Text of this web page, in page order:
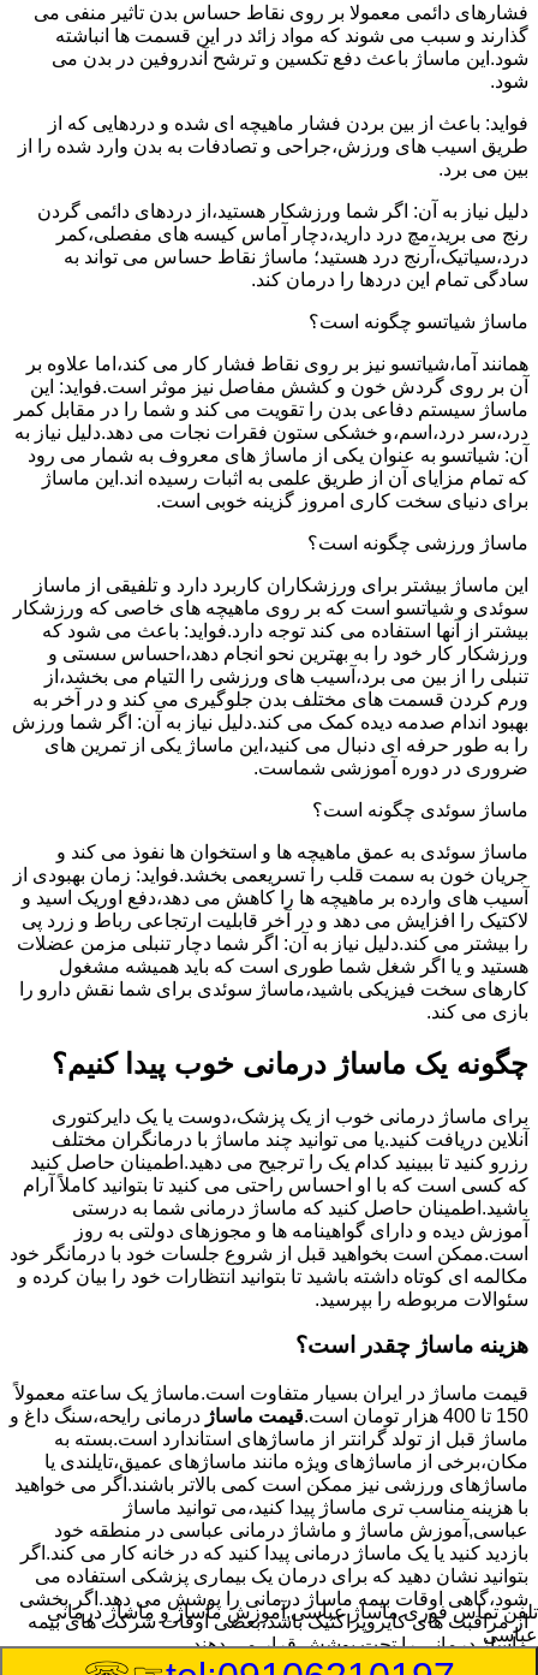
فشارهای دائمی معمولا بر روی نقاط حساس بدن تاثیر منفی می
گذارند و سبب می شوند که مواد زائد در این قسمت ها انباشته
شود.این ماساژ باعث دفع تکسین و ترشح آندروفین در بدن می
شود.
فواید: باعث از بین بردن فشار ماهیچه ای شده و دردهایی که از
طریق اسیب های ورزش،جراحی و تصادفات به بدن وارد شده را از
بین می برد.
دلیل نیاز به آن: اگر شما ورزشکار هستید،از دردهای دائمی گردن
رنج می برید،مچ درد دارید،دچار آماس کیسه های مفصلی،کمر
درد،سیاتیک،آرنج درد هستید؛ ماساژ نقاط حساس می تواند به
سادگی تمام این دردها را درمان کند.
ماساژ شیاتسو چگونه است؟
همانند آما،شیاتسو نیز بر روی نقاط فشار کار می کند،اما علاوه بر
آن بر روی گردش خون و کشش مفاصل نیز موثر است.فواید: این
ماساژ سیستم دفاعی بدن را تقویت می کند و شما را در مقابل کمر
درد،سر درد،اسم،و خشکی ستون فقرات نجات می دهد.دلیل نیاز به
آن: شیاتسو به عنوان یکی از ماساژ های معروف به شمار می رود
که تمام مزایای آن از طریق علمی به اثبات رسیده اند.این ماساژ
برای دنیای سخت کاری امروز گزینه خوبی است.
ماساژ ورزشی چگونه است؟
این ماساژ بیشتر برای ورزشکاران کاربرد دارد و تلفیقی از ماساز
سوئدی و شیاتسو است که بر روی ماهیچه های خاصی که ورزشکار
بیشتر از آنها استفاده می کند توجه دارد.فواید: باعث می شود که
ورزشکار کار خود را به بهترین نحو انجام دهد،احساس سستی و
تنبلی را از بین می برد،آسیب های ورزشی را التیام می بخشد،از
ورم کردن قسمت های مختلف بدن جلوگیری می کند و در آخر به
بهبود اندام صدمه دیده کمک می کند.دلیل نیاز به آن: اگر شما ورزش
را به طور حرفه ای دنبال می کنید،این ماساژ یکی از تمرین های
ضروری در دوره آموزشی شماست.
ماساژ سوئدی چگونه است؟
ماساژ سوئدی به عمق ماهیچه ها و استخوان ها نفوذ می کند و
جریان خون به سمت قلب را تسریعمی بخشد.فواید: زمان بهبودی از
آسیب های وارده بر ماهیچه ها را کاهش می دهد،دفع اوریک اسید و
لاکتیک را افزایش می دهد و در آخر قابلیت ارتجاعی رباط و زرد پی
را بیشتر می کند.دلیل نیاز به آن: اگر شما دچار تنبلی مزمن عضلات
هستید و یا اگر شغل شما طوری است که باید همیشه مشغول
کارهای سخت فیزیکی باشید،ماساژ سوئدی برای شما نقش دارو را
بازی می کند.
چگونه یک ماساژ درمانی خوب پیدا کنیم؟
برای ماساژ درمانی خوب از یک پزشک،دوست یا یک دایرکتوری
آنلاین دریافت کنید.یا می توانید چند ماساژ با درمانگران مختلف
رزرو کنید تا ببینید کدام یک را ترجیح می دهید.اطمینان حاصل کنید
که کسی است که با او احساس راحتی می کنید تا بتوانید کاملاً آرام
باشید.اطمینان حاصل کنید که ماساژ درمانی شما به درستی
آموزش دیده و دارای گواهینامه ها و مجوزهای دولتی به روز
است.ممکن است بخواهید قبل از شروع جلسات خود با درمانگر خود
مکالمه ای کوتاه داشته باشید تا بتوانید انتظارات خود را بیان کرده و
سئوالات مربوطه را بپرسید.
هزینه ماساژ چقدر است؟
قیمت ماساژ در ایران بسیار متفاوت است.ماساژ یک ساعته معمولاً
150 تا 400 هزار تومان است.
قیمت ماساژ درمانی رایحه،سنگ داغ و
ماساژ قبل از تولد گرانتر از ماساژهای استاندارد است.بسته به
مکان،برخی از ماساژهای ویژه مانند ماساژهای عمیق،تایلندی یا
ماساژهای ورزشی نیز ممکن است کمی بالاتر باشند.اگر می خواهید
با هزینه مناسب تری ماساژ پیدا کنید،می توانید ماساژ
عباسی,آموزش ماساژ و ماشاژ درمانی عباسی در منطقه خود
بازدید کنید یا یک ماساژ درمانی پیدا کنید که در خانه کار می کند.اگر
بتوانید نشان دهید که برای درمان یک بیماری پزشکی استفاده می
شود،گاهی اوقات بیمه ماساژ درمانی را پوشش می دهد.اگر بخشی
از مراقبت های کایروپراکتیک باشد،بعضی اوقات شرکت های بیمه
ماساژ درمانی را تحت پوشش قرار می دهند.
تلفن تماس فوریماساژ عباسی,آموزش ماساژ و ماشاژ درمانی
عباسی